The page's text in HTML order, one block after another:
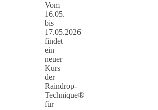
Vom
16.05.
bis
17.05.2026
findet
ein
neuer
Kurs
der
Raindrop-
Technique®
für